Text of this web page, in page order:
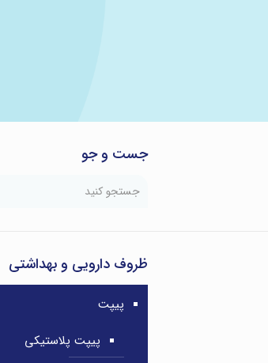
جست و جو
ظروف دارویی و بهداشتی
پیپت
پیپت پلاستیکی